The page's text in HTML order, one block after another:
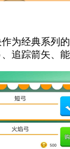
为经典系列
追踪箭矢、